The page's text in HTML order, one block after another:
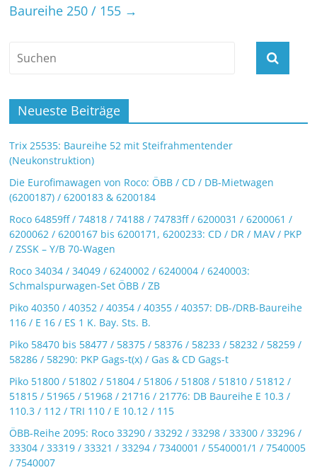
Baureihe 250 / 155 →
Neueste Beiträge
Trix 25535: Baureihe 52 mit Steifrahmentender
(Neukonstruktion)
Die Eurofimawagen von Roco: ÖBB / CD / DB-Mietwagen
(6200187) / 6200183 & 6200184
Roco 64859ff / 74818 / 74188 / 74783ff / 6200031 / 6200061 /
6200062 / 6200167 bis 6200171, 6200233: CD / DR / MAV / PKP
/ ZSSK – Y/B 70-Wagen
Roco 34034 / 34049 / 6240002 / 6240004 / 6240003:
Schmalspurwagen-Set ÖBB / ZB
Piko 40350 / 40352 / 40354 / 40355 / 40357: DB-/DRB-Baureihe
116 / E 16 / ES 1 K. Bay. Sts. B.
Piko 58470 bis 58477 / 58375 / 58376 / 58233 / 58232 / 58259 /
58286 / 58290: PKP Gags-t(x) / Gas & CD Gags-t
Piko 51800 / 51802 / 51804 / 51806 / 51808 / 51810 / 51812 /
51815 / 51965 / 51968 / 21716 / 21776: DB Baureihe E 10.3 /
110.3 / 112 / TRI 110 / E 10.12 / 115
ÖBB-Reihe 2095: Roco 33290 / 33292 / 33298 / 33300 / 33296 /
33304 / 33319 / 33321 / 33294 / 7340001 / 5540001/1 / 7540005
/ 7540007